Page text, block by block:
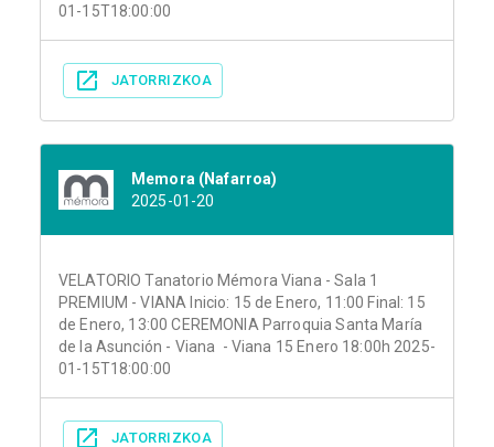
01-15T18:00:00
JATORRIZKOA
Memora (Nafarroa)
2025-01-20
VELATORIO Tanatorio Mémora Viana - Sala 1
PREMIUM - VIANA Inicio: 15 de Enero, 11:00 Final: 15
de Enero, 13:00 CEREMONIA Parroquia Santa María
de la Asunción - Viana - Viana 15 Enero 18:00h 2025-
01-15T18:00:00
JATORRIZKOA